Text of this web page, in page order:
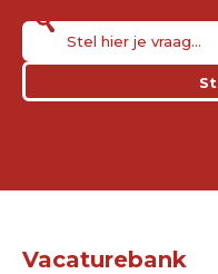
Vacaturebank